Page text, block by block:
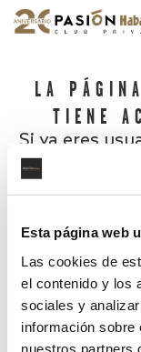
Esta página web
Las cookies de
el contenido y los
sociales y
información sobre
nuestros partners
LA
TIENE
Si ya eres